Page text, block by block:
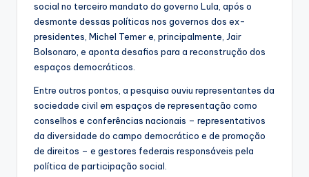
social no terceiro mandato do governo Lula, após o
desmonte dessas políticas nos governos dos ex-
presidentes, Michel Temer e, principalmente, Jair
Bolsonaro, e aponta desafios para a reconstrução dos
espaços democráticos.
Entre outros pontos, a pesquisa ouviu representantes da
sociedade civil em espaços de representação como
conselhos e conferências nacionais – representativos
da diversidade do campo democrático e de promoção
de direitos – e gestores federais responsáveis pela
política de participação social.